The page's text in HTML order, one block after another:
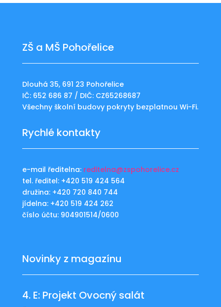
ZŠ a MŠ Pohořelice
Dlouhá 35, 691 23 Pohořelice
IČ: 652 686 87 / DIČ: CZ65268687
Všechny školní budovy pokryty bezplatnou Wi-Fi.
Rychlé kontakty
e-mail ředitelna: reditelna@zspohorelice.cz
tel. ředitel: +420 519 424 564
družina: +420 720 840 744
jídelna: +420 519 424 262
číslo účtu: 904901514/0600
Novinky z magazínu
4. E: Projekt Ovocný salát